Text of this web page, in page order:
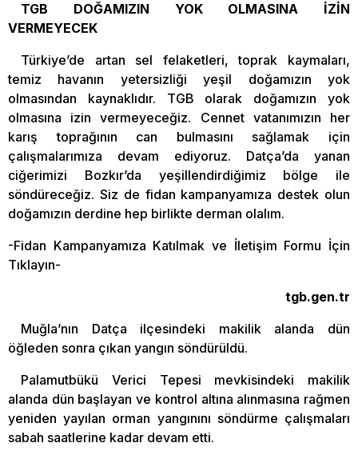
TGB DOĞAMIZIN YOK OLMASINA İZİN
VERMEYECEK
Türkiye’de artan sel felaketleri, toprak kaymaları,
temiz havanın yetersizliği yeşil doğamızın yok
olmasından kaynaklıdır. TGB olarak doğamızın yok
olmasına izin vermeyeceğiz. Cennet vatanımızın her
karış toprağının can bulmasını sağlamak için
çalışmalarımıza devam ediyoruz. Datça’da yanan
ciğerimizi Bozkır’da yeşillendirdiğimiz bölge ile
söndüreceğiz. Siz de fidan kampanyamıza destek olun
doğamızın derdine hep birlikte derman olalım.
-Fidan Kampanyamıza Katılmak ve İletişim Formu İçin
Tıklayın-
tgb.gen.tr
Muğla’nın Datça ilçesindeki makilik alanda dün
öğleden sonra çıkan yangın söndürüldü.
Palamutbükü Verici Tepesi mevkisindeki makilik
alanda dün başlayan ve kontrol altına alınmasına rağmen
yeniden yayılan orman yangınını söndürme çalışmaları
sabah saatlerine kadar devam etti.